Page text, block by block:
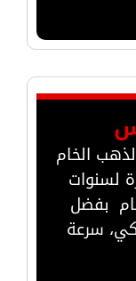
الخام
لسنوات
بفضل
سرعة